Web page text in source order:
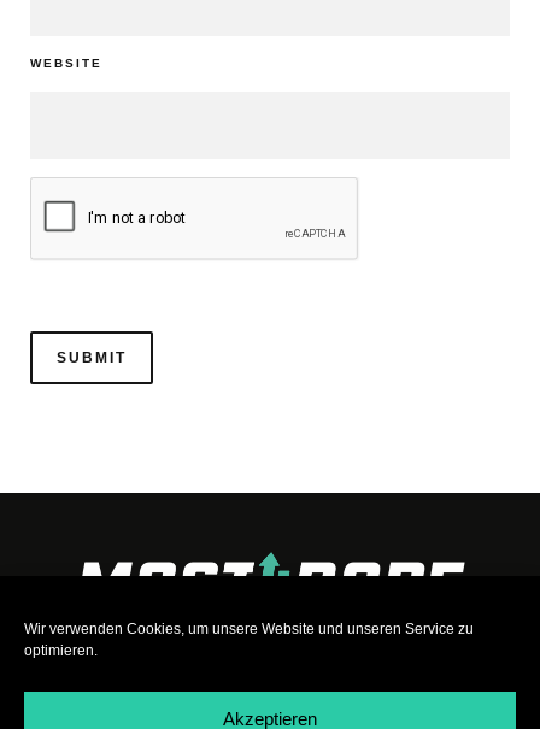
Wir verwenden Cookies, um unsere Website und unseren Service zu
optimieren.
Akzeptieren
WEBSITE